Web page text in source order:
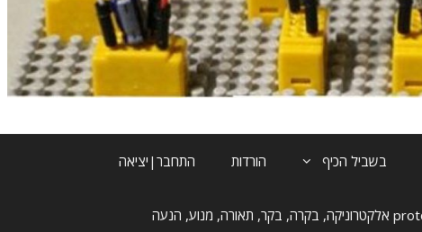
בשביל הכיף הורדות התחבר|יציאה